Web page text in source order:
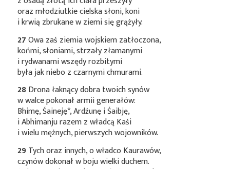
oraz młodziutkie cielska słoni, koni
i krwią zbrukane w ziemi się grążyły.
27Owa zaś ziemia wojskiem zatłoczona,
końmi, słoniami, strzały złamanymi
i rydwanami wszędy rozbitymi
była jak niebo z czarnymi chmurami.
28Drona łaknący dobra twoich synów
w walce pokonał armii generałów:
Bhimę,Śaineję*, Ardźunę i Śaibję,
i Abhimanju razem z władcą Kaśi
i wielu mężnych, pierwszych wojowników.
29Tych oraz innych, o władco Kaurawów,
czynów dokonał w boju wielki duchem.